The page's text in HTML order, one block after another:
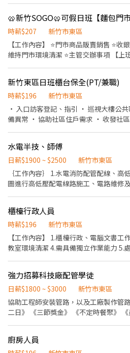
時薪$207
新竹市東區
【工作內容】 ⭐️門市商品販賣銷售 ⭐️收
維持門市環境清潔 ⭐️主管交辦事項 【上
央路239號3樓 【應徵方式】 ⭐️加入行動
https://reurl.cc/aXMg1D ⭐️加入後請傳
-- 電話未接請加入上方連結並留言，訊
迎詢問！ ❌絕無詐騙｜⭕️免費諮詢⭕️安
新竹東區日班櫃台保全(PT/兼職)
時薪$196
新竹市東區
• 入口訪客登記、指引 • 巡視大樓公
備異常 • 協助社區住戶需求 • 收發社
手，歡迎你加入我們！ 歡迎加入我們！
家的安全。
水電半技、師傅
日薪$1900 ~ $2500
新竹市東區
｛工作內容｝ 1.水電消防配管配線、高
圖進行高低壓配電線路施工、電路維修
業、建築業及設施的增加，需求量不斷
好。 歡迎符合條件的人士申請，期待您
櫃檯行政人員
時薪$196
新竹市東區
【工作內容】 1.櫃檯行政、電腦文書工
教室環境清潔 4.需具備獨立作業能力 5.處理
【相關條件】 -須具備態度積極/有笑容
-無工作經驗及二度就業者加入 -有意者
強力招募科技廠配管學徒
日薪$1800 ~ $3000
新竹市東區
協助工程師安裝管路，以及工廠製作管
二日》 《三節獎金》 《不定時餐聚》 《
廚房人員